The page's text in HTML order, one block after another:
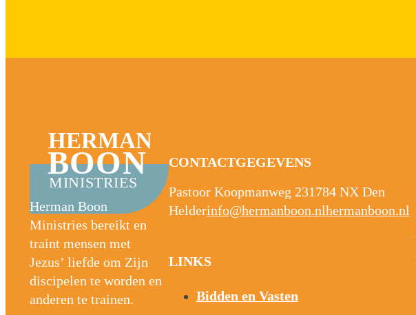
MINISTRIES
BOON
HERMAN
Herman Boon
Ministries bereikt en
traint mensen met
Jezus’ liefde om Zijn
discipelen te worden en
anderen te trainen.
CONTACTGEGEVENS
Pastoor Koopmanweg 231784 NX Den
Helderinfo@hermanboon.nlhermanboon.nl
LINKS
Bidden en Vasten